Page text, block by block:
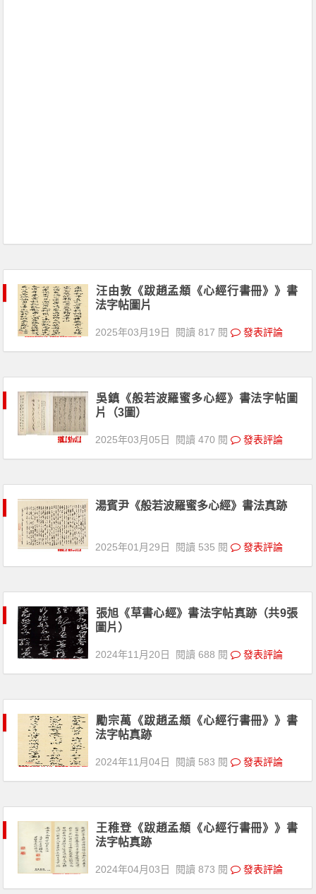
汪由敦《跋趙孟頫《心經行書冊》》書
法字帖圖片
2025年03月19日 閱讀 817 閱 發表評論
吳鎮《般若波羅蜜多心經》書法字帖圖
片（3圖）
2025年03月05日 閱讀 470 閱 發表評論
湯賓尹《般若波羅蜜多心經》書法真跡
2025年01月29日 閱讀 535 閱 發表評論
張旭《草書心經》書法字帖真跡（共9張
圖片）
2024年11月20日 閱讀 688 閱 發表評論
勵宗萬《跋趙孟頫《心經行書冊》》書
法字帖真跡
2024年11月04日 閱讀 583 閱 發表評論
王稚登《跋趙孟頫《心經行書冊》》書
法字帖真跡
2024年04月03日 閱讀 873 閱 發表評論